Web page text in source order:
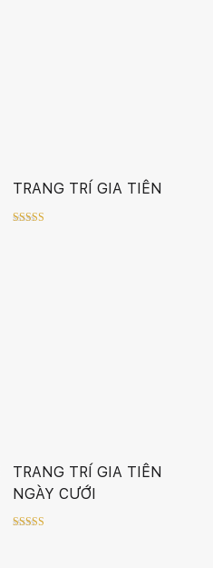
TRANG TRÍ GIA TIÊN
TRANG TRÍ GIA TIÊN
NGÀY CƯỚI